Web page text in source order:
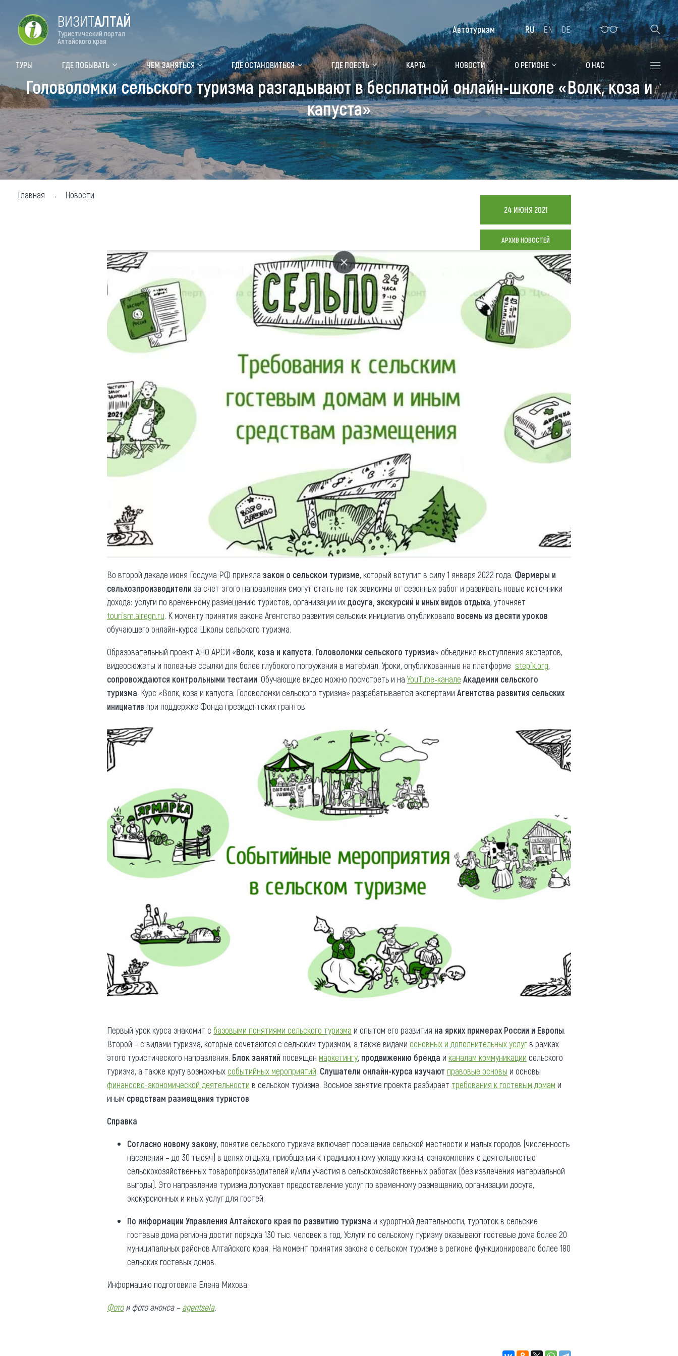
Форум VISIT ALTAI Цветение маральника Медицинский форум Алтайская зимовка
Туры Где побывать
Объекты природы
Объекты истории и культуры
Объекты развлечений
Топ туристических мест
Чем заняться
Календарь событий
Аудиогид
Мой маршрут
Где остановиться
Санатории
Гостиницы, отели
Коттеджи, базы
Сельские усадьбы
Мотели, придорожные отели
Придорожные кафе
Что привезти (сувениры)
Общая информация
Как добраться
Люди, прославившие Алтай
Карты и буклеты
Коллекция впечатлений
Блог путешественника
Видеогалерея
Фотогалерея
Реестр туроператоров
Реестр туристических
агентств Алтайского края
Обращения граждан
Противодействие коррупции
ВИЗИТАЛТАЙ
Туристический портал
Алтайского края
ТУРЫ ГДЕ ПОБЫВАТЬ ЧЕМ ЗАНЯТЬСЯ ГДЕ ОСТАНОВИТЬСЯ ГДЕ ПОЕСТЬ КАРТА НОВОСТИ О РЕГИОНЕ О НАС
Автотуризм RU EN DE
Головоломки сельского туризма разгадывают в бесплатной онлайн-школе «Волк, коза и
капуста»
Главная Новости
24 ИЮНЯ 2021
АРХИВ НОВОСТЕЙ
Во второй декаде июня Госдума РФ приняла закон о сельском туризме, который вступит в силу 1 января 2022 года. Фермеры и
сельхозпроизводители за счет этого направления смогут стать не так зависимы от сезонных работ и развивать новые источники
дохода: услуги по временному размещению туристов, организации ихдосуга, экскурсий и иных видов отдыха, уточняет
tourism.alregn.ru. К моменту принятия закона Агентство развития сельских инициатив опубликовало восемь из десяти уроков
обучающего онлайн-курса Школы сельского туризма.
Образовательный проект АНО АРСИ «Волк, коза и капуста. Головоломки сельского туризма» объединил выступления экспертов,
видеосюжеты и полезные ссылки для более глубокого погружения в материал. Уроки, опубликованные на платформе stepik.org,
сопровождаются контрольными тестами. Обучающие видео можно посмотреть и на YouTube-канале Академии сельского
туризма. Курс «Волк, коза и капуста. Головоломки сельского туризма» разрабатывается экспертами Агентства развития сельских
инициатив при поддержке Фонда президентских грантов.
Первый урок курса знакомит с базовыми понятиями сельского туризма и опытом его развития на ярких примерах России и Европы.
Второй – с видами туризма, которые сочетаются с сельским туризмом, а также видами основных и дополнительных услугв рамках
этого туристического направления. Блок занятий посвящен маркетингу, продвижению бренда и каналам коммуникации сельского
туризма, а также кругу возможныхсобытийных мероприятий. Слушатели онлайн-курса изучают правовые основы и основы
финансово-экономической деятельности в сельском туризме. Восьмое занятие проекта разбирает требования к гостевым домам и
иным средствам размещения туристов.
Справка
Согласно новому закону, понятие сельского туризма включает посещение сельской местности и малых городов (численность
населения – до 30 тысяч) в целях отдыха, приобщения к традиционному укладу жизни, ознакомления с деятельностью
сельскохозяйственных товаропроизводителей и/или участия в сельскохозяйственных работах (без извлечения материальной
выгоды). Это направление туризма допускает предоставление услуг по временному размещению, организации досуга,
экскурсионных и иных услуг для гостей.
По информации Управления Алтайского края по развитию туризма и курортной деятельности, турпоток в сельские
гостевые дома региона достиг порядка 130 тыс. человек в год. Услуги по сельскому туризму оказывают гостевые дома более 20
муниципальных районов Алтайского края. На момент принятия закона о сельском туризме в регионе функционировало более 180
сельских гостевых домов.
Информацию подготовила Елена Михова.
Фотои фото анонса – agentsela.